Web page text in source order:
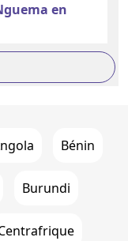
en
Bénin
Burundi